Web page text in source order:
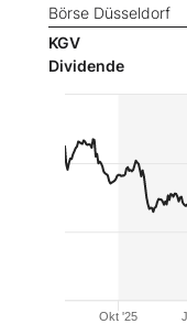
Börse Düsseldorf
KGV
Dividende
Okt '25